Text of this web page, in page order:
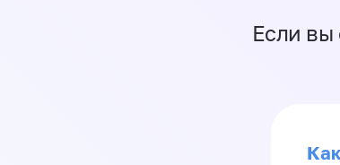
Если вы